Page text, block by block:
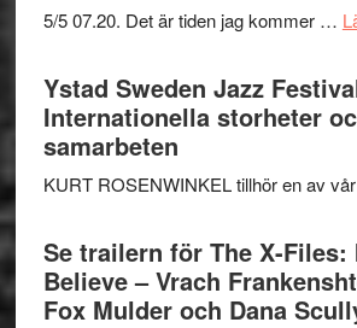
5/5 07.20. Det är tiden jag kommer …
Ystad Sweden Jazz
Internationella storheter
samarbeten
KURT ROSENWINKEL tillhör en av
Se trailern för The X-Files:
Believe – Vrach
Fox Mulder och Dana